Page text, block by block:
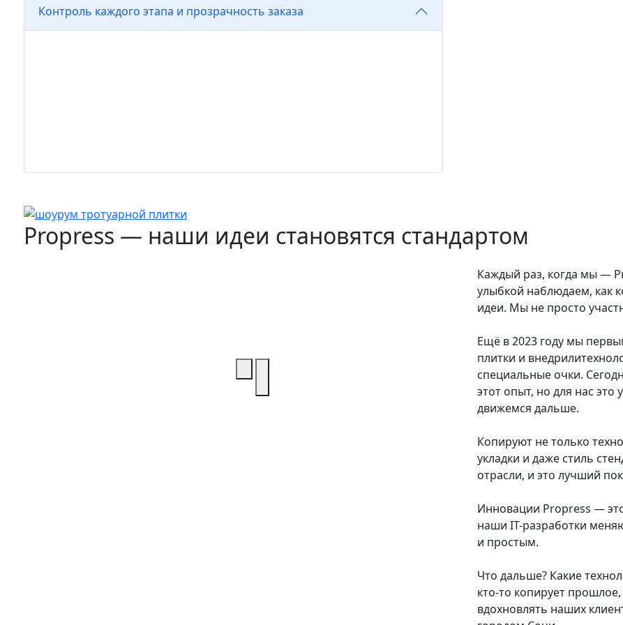
Контроль каждого этапа и прозрачность заказа
Propress — наши идеи становятся стандартом
Каждый раз, когда мы —
улыбкой наблюдаем, как
идеи. Мы не просто
Ещё в 2023 году мы
плитки и
специальные очки.
этот опыт, но для нас
движемся дальше.
Копируют не только
укладки и даже стиль
отрасли, и это лучший
Инновации Propress — это
наши IT-разработки
и простым.
Что дальше? Какие
кто-то копирует
вдохновлять наших